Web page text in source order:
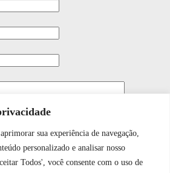
sua experiência de navegação,
personalizado e analisar nosso
Todos', você consente com o uso de
Tech